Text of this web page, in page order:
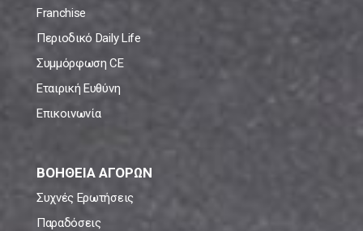
Franchise
Περιοδικό Daily Life
Συμμόρφωση CE
Εταιρική Ευθύνη
Επικοινωνία
ΒΟΗΘΕΙΑ ΑΓΟΡΩΝ
Συχνές Ερωτήσεις
Παραδόσεις